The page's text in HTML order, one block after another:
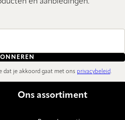
en aanbiedingen.
dat je akkoord gaat met ons privacybeleid.
Ons assortiment